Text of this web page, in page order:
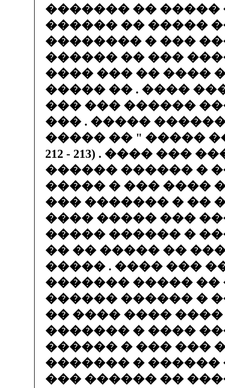
������� �� �����
������ �� �����
�������� � ���
������ �� ���
���� ��� �� ����
����� �� . ����
��� ��� ������
��� . �����
����� �� " �����
212 - 213) . ���� ���
������ ������ �
����� � ��� ����
��� ������� � ��
���� ����� ���
����� ������ �
�� �� ����� ��
����� . ���� ���
������� ����� ��
������ ������ �
�� ���� ����
������� � ����
������ � ��� ���
������� � ������
��� ������ ��